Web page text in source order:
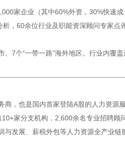
家企业（其中60%外资，30%快速
，60余位行业及职能资深顾问专家点评
7个“一带一路”海外地区。行业内覆
，也是国内首家登陆A股的人力资源
家分支机构，2,600余名专业招聘
发展、薪税外包等人力资源全产业